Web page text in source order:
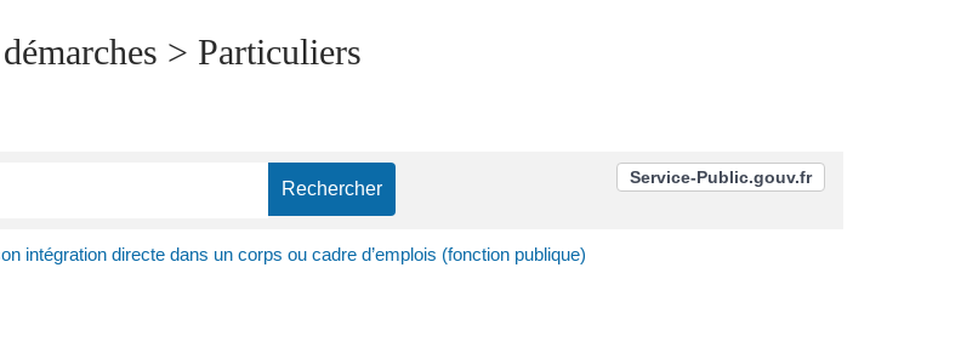
> Particuliers
Service-Public.gouv.fr
intégration directe dans un corps ou cadre d’emplois (fonction publique)